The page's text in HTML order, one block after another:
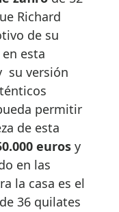
Richard
de su
esta
su versión
permitir
de esta
euros y
en las
la casa es el
36 quilates